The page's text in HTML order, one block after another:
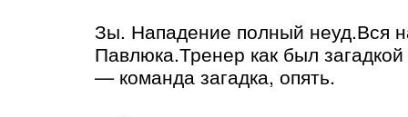
Зы. Нападение полный неуд.Вся
Павлюка.Тренер как был
— команда загадка, опять.